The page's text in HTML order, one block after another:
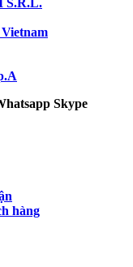
Skype
hàng